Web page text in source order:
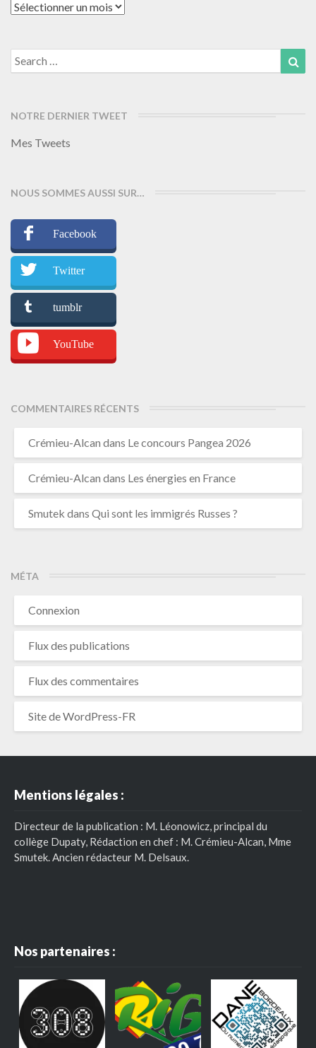
Archives
Search
for:
NOTRE DERNIER TWEET
Mes Tweets
NOUS SOMMES AUSSI SUR…
Facebook
Twitter
tumblr
YouTube
COMMENTAIRES RÉCENTS
Crémieu-Alcan dans Le concours Pangea 2026
Crémieu-Alcan dans Les énergies en France
Smutek dans Qui sont les immigrés Russes ?
MÉTA
Connexion
Flux des publications
Flux des commentaires
Site de WordPress-FR
Mentions légales :
Directeur de la publication : M. Léonowicz, principal du
collège Dupaty, Rédaction en chef : M. Crémieu-Alcan, Mme
Smutek. Ancien rédacteur M. Delsaux.
Nos partenaires :